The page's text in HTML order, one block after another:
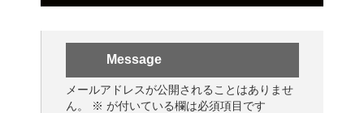
Message
メールアドレスが公開されることはありませ
ん。
※ が付いている欄は必須項目です